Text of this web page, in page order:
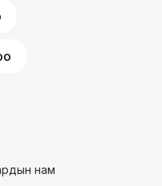
нам